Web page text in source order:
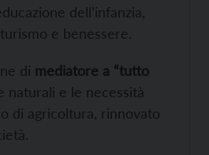
dell’infanzia,
e benessere.
di mediatore a “tutto
naturali e le necessità
di agricoltura, rinnovato